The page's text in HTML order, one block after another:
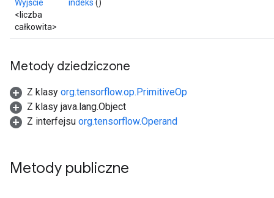
Wyjście
<liczba
całkowita>
indeks ()
Metody dziedziczone
Z klasy org.tensorflow.op.PrimitiveOp
Z klasy java.lang.Object
Z interfejsu org.tensorflow.Operand
Metody publiczne